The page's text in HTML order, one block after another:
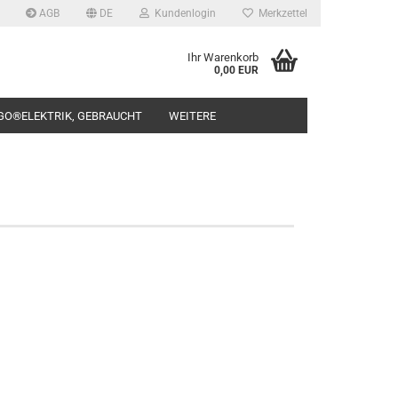
AGB DE Kundenlogin Merkzettel
Ihr Warenkorb
0,00 EUR
GEBRAUCHT WEITERE